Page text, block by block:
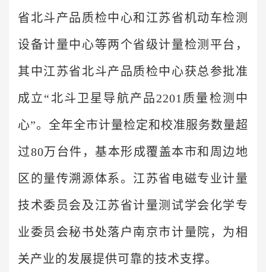
省北斗产品质检中心和江苏省机动车检测
设备计量中心等两个省级计量检测平台，
其中江苏省北斗产品质检中心获总参批准
成立“北斗卫星导航产品2201质量检测中
心”。全年全市计量检定和校准服务数量超
过80万台件，基本形成覆盖本市和周边地
区的量传溯源体系。江苏省电磁专业计量
技术委员会及江苏省计量测试学会化学专
业委员会秘书处落户南京市计量院，为相
关产业的发展提供可靠的技术支撑。